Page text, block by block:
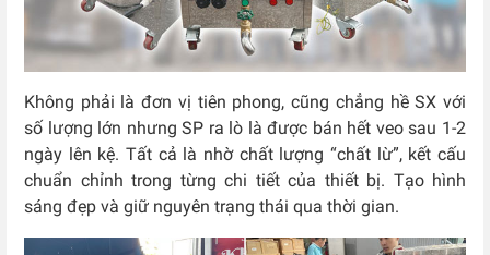
Không phải là đơn vị tiên phong, cũng chẳng hề SX với
số lượng lớn nhưng SP ra lò là được bán hết veo sau 1-2
ngày lên kệ. Tất cả là nhờ chất lượng “chất lừ”, kết cấu
chuẩn chỉnh trong từng chi tiết của thiết bị. Tạo hình
sáng đẹp và giữ nguyên trạng thái qua thời gian.